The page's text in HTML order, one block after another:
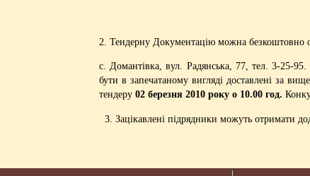
2. Тендерну Документацію можна
с. Домантівка, вул. Радянська, 77, тел. 3-25-
бути в запечатаному вигляді доставлені за
тендеру 02 березня 2010 року о 10.00 год.
3. Зацікавлені підрядники можуть отримати